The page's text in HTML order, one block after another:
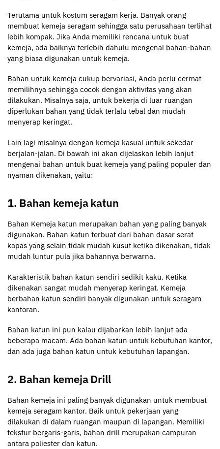
Terutama untuk kostum seragam kerja. Banyak orang
membuat kemeja seragam sehingga satu perusahaan terlihat
lebih kompak. Jika Anda memiliki rencana untuk buat
kemeja, ada baiknya terlebih dahulu mengenal bahan-bahan
yang biasa digunakan untuk kemeja.
Bahan untuk kemeja cukup bervariasi, Anda perlu cermat
memilihnya sehingga cocok dengan aktivitas yang akan
dilakukan. Misalnya saja, untuk bekerja di luar ruangan
diperlukan bahan yang tidak terlalu tebal dan mudah
menyerap keringat.
Lain lagi misalnya dengan kemeja kasual untuk sekedar
berjalan-jalan. Di bawah ini akan dijelaskan lebih lanjut
mengenai bahan untuk buat kemeja yang paling populer dan
nyaman dikenakan, yaitu:
1. Bahan kemeja katun
Bahan Kemeja katun merupakan bahan yang paling banyak
digunakan. Bahan katun terbuat dari bahan dasar serat
kapas yang selain tidak mudah kusut ketika dikenakan, tidak
mudah luntur pula jika bahannya berwarna.
Karakteristik bahan katun sendiri sedikit kaku. Ketika
dikenakan sangat mudah menyerap keringat. Kemeja
berbahan katun sendiri banyak digunakan untuk seragam
kantoran.
Bahan katun ini pun kalau dijabarkan lebih lanjut ada
beberapa macam. Ada bahan katun untuk kebutuhan kantor,
dan ada juga bahan katun untuk kebutuhan lapangan.
2. Bahan kemeja Drill
Bahan kemeja ini paling banyak digunakan untuk membuat
kemeja seragam kantor. Baik untuk pekerjaan yang
dilakukan di dalam ruangan maupun di lapangan. Memiliki
tekstur bergaris-garis, bahan drill merupakan campuran
antara poliester dan katun.